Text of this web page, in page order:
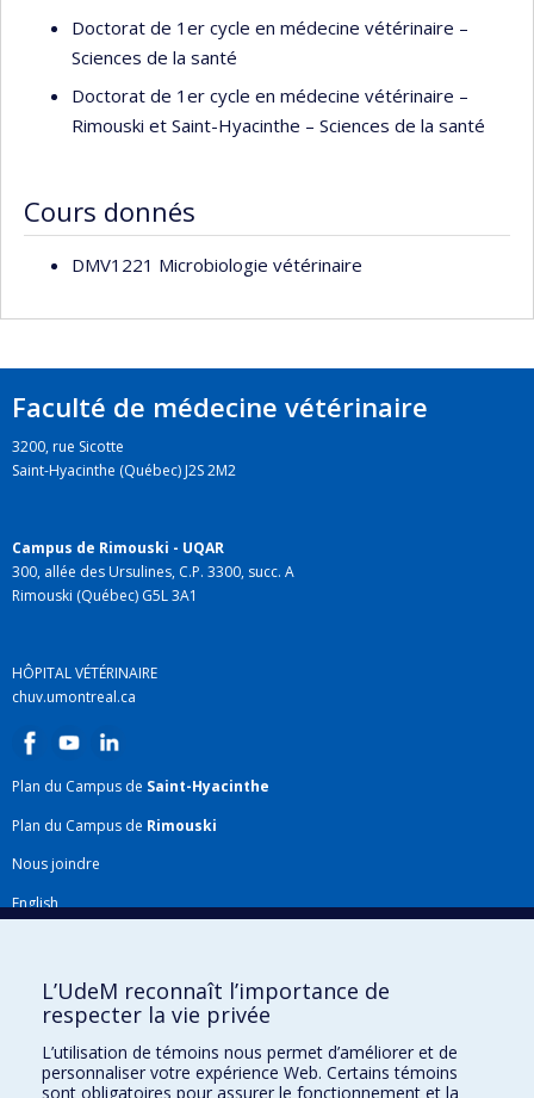
Doctorat de 1er cycle en médecine vétérinaire –
Sciences de la santé
Doctorat de 1er cycle en médecine vétérinaire –
Rimouski et Saint-Hyacinthe – Sciences de la santé
Cours donnés
DMV1221 Microbiologie vétérinaire
Faculté de médecine vétérinaire
3200, rue Sicotte
Saint-Hyacinthe (Québec) J2S 2M2
Campus de Rimouski - UQAR
300, allée des Ursulines, C.P. 3300, succ. A
Rimouski (Québec) G5L 3A1
HÔPITAL VÉTÉRINAIRE
chuv.umontreal.ca
Plan du Campus de Saint-Hyacinthe
Plan du Campus de Rimouski
Nous joindre
English
Plan du site
Accessibilité
Gabarits et image de marque
L’UdeM reconnaît l’importance de
respecter la vie privée
L’utilisation de témoins nous permet d’améliorer et de
personnaliser votre expérience Web. Certains témoins
sont obligatoires pour assurer le fonctionnement et la